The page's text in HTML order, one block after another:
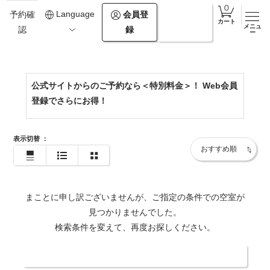
予約確
認
Language
会員登
録
カート
メニュ
ー
0138-67-2964
https://www.onuma-epuy.com/
公式サイトからのご予約なら＜特別料金＞！ Web会員
登録でさらにお得！
表示切替 ：
まことに申し訳ございませんが、ご指定の条件での空室が
見つかりませんでした。
検索条件を変えて、再度お探しください。